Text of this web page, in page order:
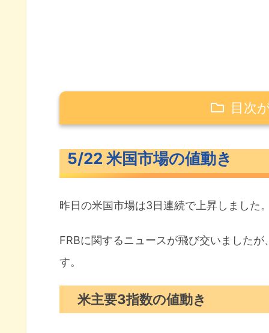
目次
米主要3指数の値動き
S&P500ヒートマップ
S&P500チャート分析
米国市場のトピックス
5/22 米国市場の値動き
昨日の米国市場は3日連続で上昇しました
FRBに関するニュースが飛び交いました
す。
米主要3指数の値動き